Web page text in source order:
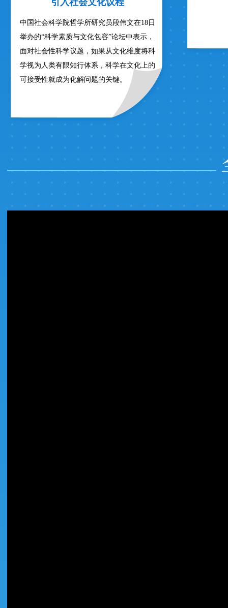
引入社会文化议程
中国社会科学院哲学所研究员段伟文在18日
举办的“科学素质与文化包容”论坛中表示，
面对社会性科学议题，如果从文化维度将科
学视为人类有限知行体系，科学在文化上的
可接受性就成为化解问题的关键。